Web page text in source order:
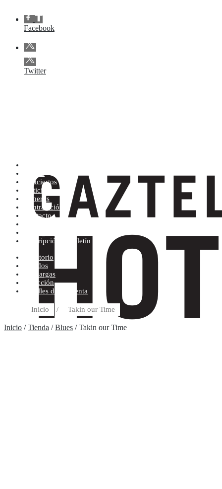
Facebook
Twitter
Tienda
Conciertos
Noticias
Géneros
Contratación
Contacto
Suscripción al boletín
Escritorio
Pedidos
Descargas
Dirección
Detalles de la cuenta
Inicio / Takin our Time
Inicio /Tienda /Blues / Takin our Time